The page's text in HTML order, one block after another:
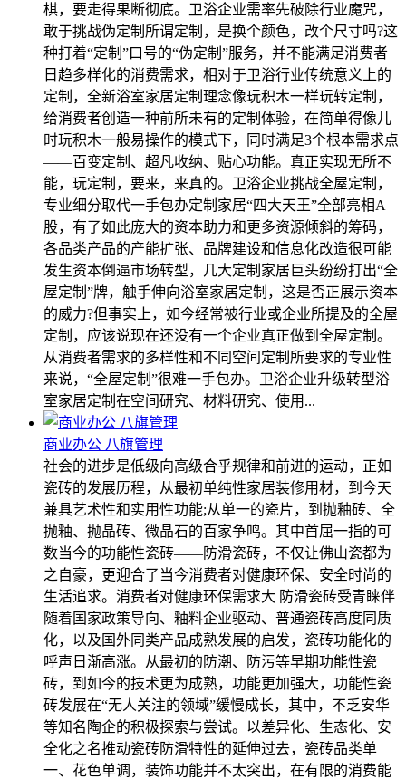
棋，要走得果断彻底。卫浴企业需率先破除行业魔咒，
敢于挑战伪定制所谓定制，是换个颜色，改个尺寸吗?这
种打着“定制”口号的“伪定制”服务，并不能满足消费者
日趋多样化的消费需求，相对于卫浴行业传统意义上的
定制，全新浴室家居定制理念像玩积木一样玩转定制，
给消费者创造一种前所未有的定制体验，在简单得像儿
时玩积木一般易操作的模式下，同时满足3个根本需求点
――百变定制、超凡收纳、贴心功能。真正实现无所不
能，玩定制，要来，来真的。卫浴企业挑战全屋定制，
专业细分取代一手包办定制家居“四大天王”全部亮相A
股，有了如此庞大的资本助力和更多资源倾斜的筹码，
各品类产品的产能扩张、品牌建设和信息化改造很可能
发生资本倒逼市场转型，几大定制家居巨头纷纷打出“全
屋定制”牌，触手伸向浴室家居定制，这是否正展示资本
的威力?但事实上，如今经常被行业或企业所提及的全屋
定制，应该说现在还没有一个企业真正做到全屋定制。
从消费者需求的多样性和不同空间定制所要求的专业性
来说，“全屋定制”很难一手包办。卫浴企业升级转型浴
室家居定制在空间研究、材料研究、使用...
商业办公 八旗管理
社会的进步是低级向高级合乎规律和前进的运动，正如
瓷砖的发展历程，从最初单纯性家居装修用材，到今天
兼具艺术性和实用性功能;从单一的瓷片，到抛釉砖、全
抛釉、抛晶砖、微晶石的百家争鸣。其中首屈一指的可
数当今的功能性瓷砖——防滑瓷砖，不仅让佛山瓷都为
之自豪，更迎合了当今消费者对健康环保、安全时尚的
生活追求。消费者对健康环保需求大 防滑瓷砖受青睐伴
随着国家政策导向、釉料企业驱动、普通瓷砖高度同质
化，以及国外同类产品成熟发展的启发，瓷砖功能化的
呼声日渐高涨。从最初的防潮、防污等早期功能性瓷
砖，到如今的技术更为成熟，功能更加强大，功能性瓷
砖发展在“无人关注的领域”缓慢成长，其中，不乏安华
等知名陶企的积极探索与尝试。以差异化、生态化、安
全化之名推动瓷砖防滑特性的延伸过去，瓷砖品类单
一、花色单调，装饰功能并不太突出，在有限的消费能